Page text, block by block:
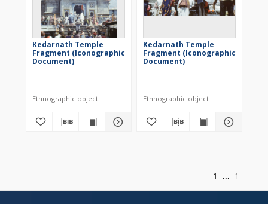
Kedarnath Temple
Fragment (Iconographic
Document)
Ethnographic object
Kedarnath Temple
Fragment (Iconographic
Document)
Ethnographic object
1
1